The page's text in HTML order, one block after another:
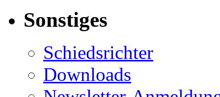
Sonstiges
Schiedsrichter
Downloads